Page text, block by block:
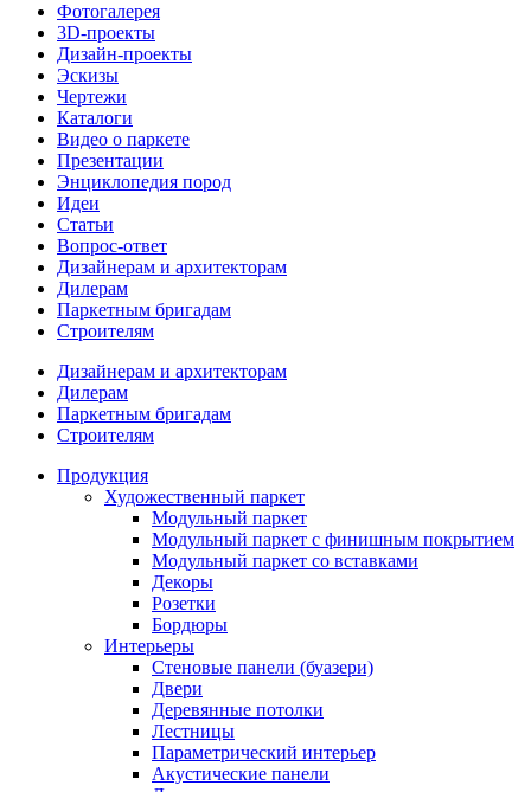
Фотогалерея
3D-проекты
Дизайн-проекты
Эскизы
Чертежи
Каталоги
Видео о паркете
Презентации
Энциклопедия пород
Идеи
Статьи
Вопрос-ответ
Дизайнерам и архитекторам
Дилерам
Паркетным бригадам
Строителям
Дизайнерам и архитекторам
Дилерам
Паркетным бригадам
Строителям
Продукция
Художественный паркет
Модульный паркет
Модульный паркет с финишным покрытием
Модульный паркет со вставками
Декоры
Розетки
Бордюры
Интерьеры
Стеновые панели (буазери)
Двери
Деревянные потолки
Лестницы
Параметрический интерьер
Акустические панели